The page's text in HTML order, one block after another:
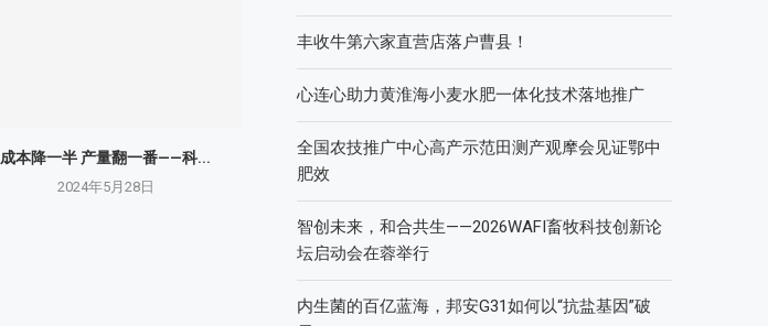
成本降一半 产量翻一番——科...
2024年5月28日
丰收牛第六家直营店落户曹县！
心连心助力黄淮海小麦水肥一体化技术落地推广
全国农技推广中心高产示范田测产观摩会见证鄂中
肥效
智创未来，和合共生——2026WAFI畜牧科技创新论
坛启动会在蓉举行
内生菌的百亿蓝海，邦安G31如何以“抗盐基因”破